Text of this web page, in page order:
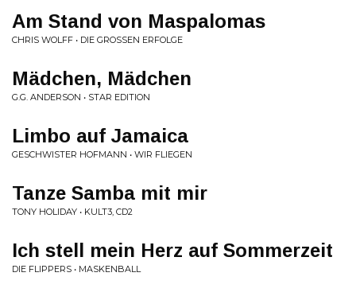
Am Stand von Maspalomas
CHRIS WOLFF • DIE GROSSEN ERFOLGE
Mädchen, Mädchen
G.G. ANDERSON • STAR EDITION
Limbo auf Jamaica
GESCHWISTER HOFMANN • WIR FLIEGEN
Tanze Samba mit mir
TONY HOLIDAY • KULT3, CD2
Ich stell mein Herz auf Sommerzeit
DIE FLIPPERS • MASKENBALL